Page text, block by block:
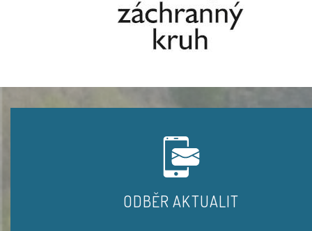
ODBĚR AKTUALIT